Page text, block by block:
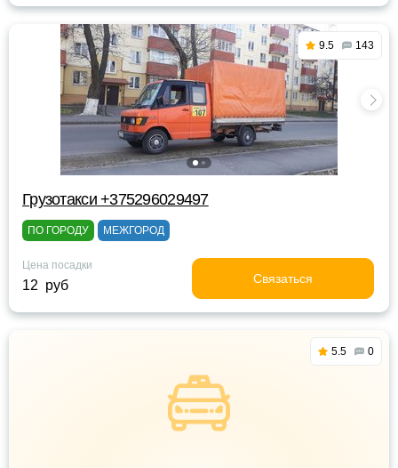
9.5 143
Грузотакси +375296029497
ПО ГОРОДУ МЕЖГОРОД
Цена посадки
12 руб Связаться
5.5 0